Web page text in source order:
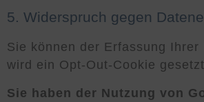
5. Widerspruch gegen
Sie können der Erfassung
wird ein Opt-Out-Cookie
Sie haben der Nutzung von